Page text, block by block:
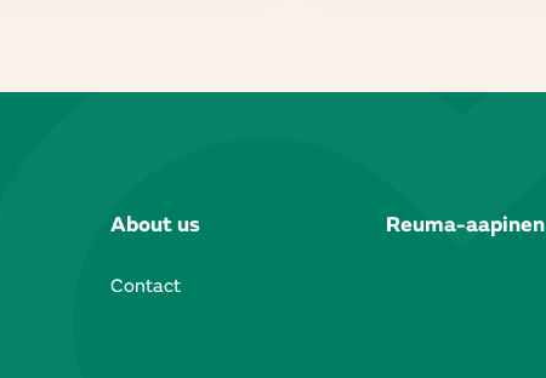
About us
Contact
Reuma-aapinen